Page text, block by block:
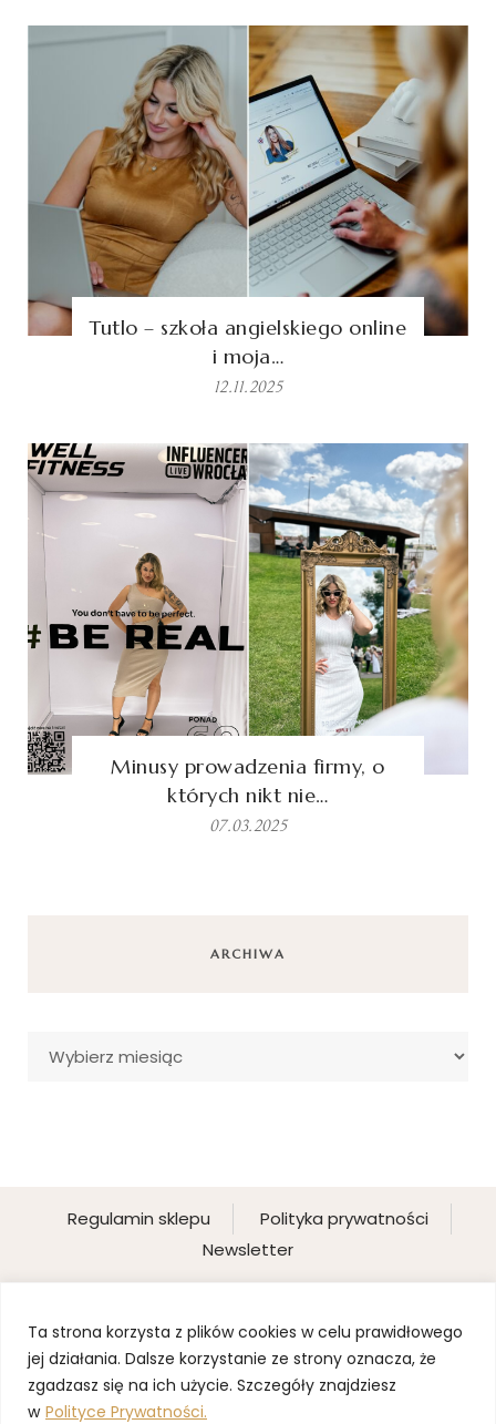
Ta strona korzysta z plików cookies w celu prawidłowego
jej działania. Dalsze korzystanie ze strony oznacza, że
zgadzasz się na ich użycie. Szczegóły znajdziesz
w Polityce Prywatności.
Tutlo – szkoła angielskiego online
i moja…
12.11.2025
Minusy prowadzenia firmy, o
których nikt nie…
07.03.2025
ARCHIWA
Regulamin sklepu
Polityka prywatności
Newsletter